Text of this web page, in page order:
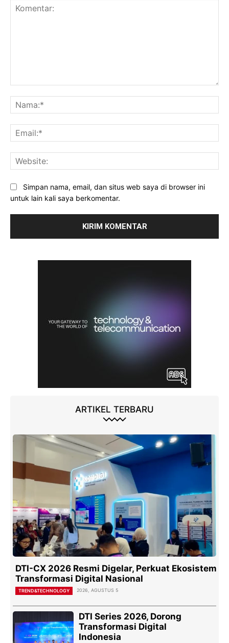
Simpan nama, email, dan situs web saya di browser ini
untuk lain kali saya berkomentar.
ARTIKEL TERBARU
DTI-CX 2026 Resmi Digelar, Perkuat Ekosistem
Transformasi Digital Nasional
TREND&TECHNOLOGY 2026, AGUSTUS 5
DTI Series 2026, Dorong
Transformasi Digital
Indonesia